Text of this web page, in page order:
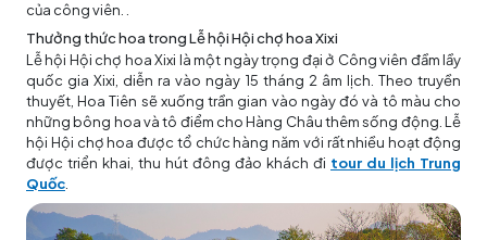
của công viên. .
Thưởng thức hoa trong Lễ hội Hội chợ hoa Xixi
Lễ hội Hội chợ hoa Xixi là một ngày trọng đại ở Công viên đầm lầy
quốc gia Xixi, diễn ra vào ngày 15 tháng 2 âm lịch. Theo truyền
thuyết, Hoa Tiên sẽ xuống trần gian vào ngày đó và tô màu cho
những bông hoa và tô điểm cho Hàng Châu thêm sống động. Lễ
hội Hội chợ hoa được tổ chức hàng năm với rất nhiều hoạt động
được triển khai, thu hút đông đảo khách đi tour du lịch Trung
Quốc